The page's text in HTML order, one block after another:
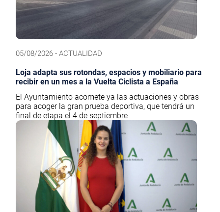
05/08/2026 - ACTUALIDAD
Loja adapta sus rotondas, espacios y mobiliario para
recibir en un mes a la Vuelta Ciclista a España
El Ayuntamiento acomete ya las actuaciones y obras
para acoger la gran prueba deportiva, que tendrá un
final de etapa el 4 de septiembre